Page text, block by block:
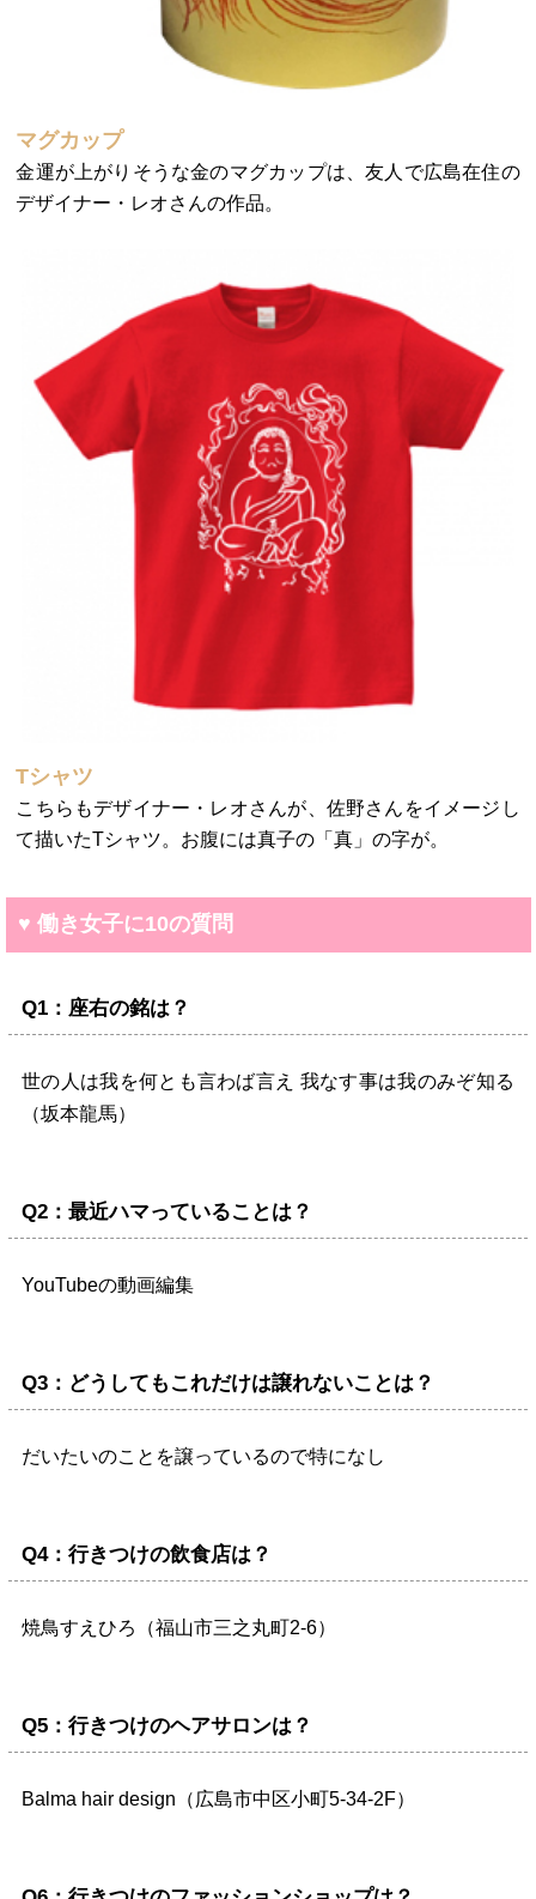
マグカップ
金運が上がりそうな金のマグカップは、友人で広島在住の
デザイナー・レオさんの作品。
Tシャツ
こちらもデザイナー・レオさんが、佐野さんをイメージし
て描いたTシャツ。お腹には真子の「真」の字が。
♥ 働き女子に10の質問
Q1：座右の銘は？
世の人は我を何とも言わば言え 我なす事は我のみぞ知る
（坂本龍馬）
Q2：最近ハマっていることは？
YouTubeの動画編集
Q3：どうしてもこれだけは譲れないことは？
だいたいのことを譲っているので特になし
Q4：行きつけの飲食店は？
焼鳥すえひろ （福山市三之丸町2-6）
Q5：行きつけのヘアサロンは？
Balma hair design （広島市中区小町5-34-2F）